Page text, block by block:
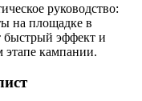
руководство:
на площадке в
быстрый эффект и
этапе кампании.